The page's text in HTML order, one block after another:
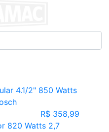
4.1/2" 850 Watts
R$ 358,99
820 Watts 2,7